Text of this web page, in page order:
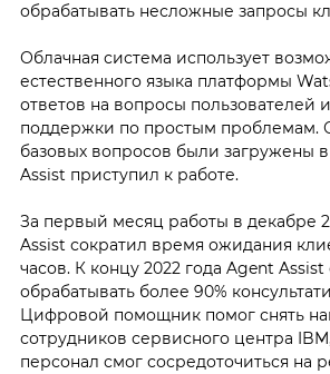
обрабатывать несложные запросы
Облачная система использует
естественного языка платформы
ответов на вопросы пользователей
поддержки по простым проблемам.
базовых вопросов были загружены
Assist приступил к работе.
За первый месяц работы в декабре
Assist сократил время ожидания
часов. К концу 2022 года Agent Assist
обрабатывать более 90%
Цифровой помощник помог снять
сотрудников сервисного центра
персонал смог сосредоточиться на